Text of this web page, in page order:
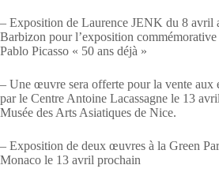
– Exposition de Laurence JENK du 8 avril
Barbizon pour l’exposition
Pablo Picasso « 50 ans déjà »
– Une œuvre sera offerte pour la vente aux
par le Centre Antoine Lacassagne le 13
Musée des Arts Asiatiques de Nice.
– Exposition de deux œuvres à la Green
Monaco le 13 avril prochain